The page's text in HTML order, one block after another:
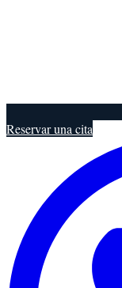
Reservar una cita